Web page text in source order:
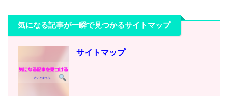
気になる記事が一瞬で見つかるサイトマップ
サイトマップ